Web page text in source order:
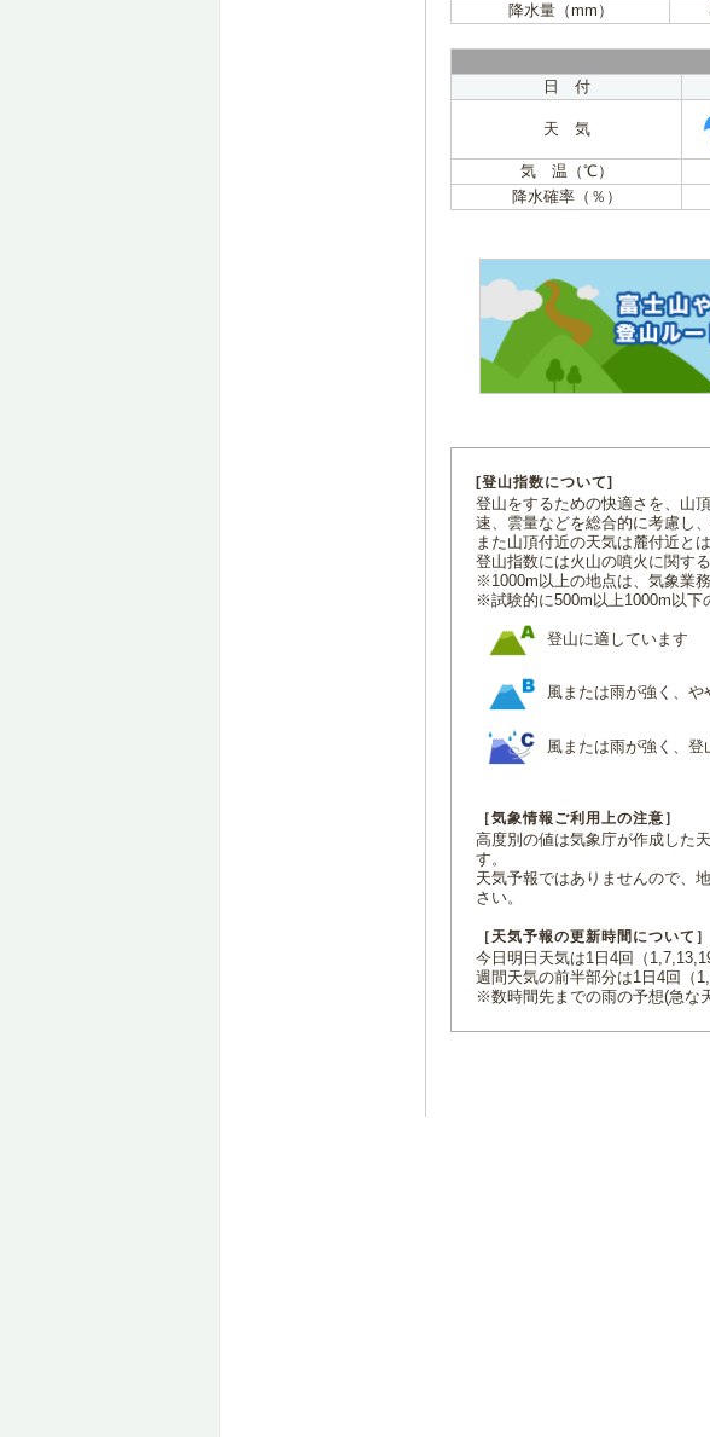
降水量（mm）
日 付
天 気
気 温（℃）
降水確率（％）
[登山指数について]
登山をするための快適さを、山
速、雲量などを総合的に考慮し
また山頂付近の天気は麓付近と
登山指数には火山の噴火に関す
※1000m以上の地点は、気象業
※試験的に500m以上1000m以下
登山に適しています
風または雨が強く、
風または雨が強く、登
［気象情報ご利用上の注意］
高度別の値は気象庁が作成した
す。
天気予報ではありませんので、
さい。
［天気予報の更新時間について］
今日明日天気は1日4回（
週間天気の前半部分は1日4回（
※数時間先までの雨の予想(急な